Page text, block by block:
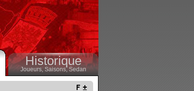
Historique
Joueurs, Saisons,Sedan